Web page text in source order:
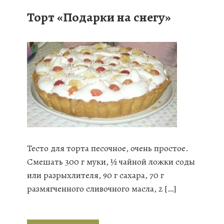
Торт «Подарки на снегу»
Тесто для торта песочное, очень простое.
Смешать 300 г муки, ½ чайной ложки соды
или разрыхлителя, 90 г сахара, 70 г
размягченного сливочного масла, 2 […]